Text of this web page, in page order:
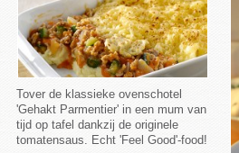
Tover de klassieke ovenschotel
'Gehakt Parmentier' in een mum van
tijd op tafel dankzij de originele
tomatensaus. Echt 'Feel Good'-food!